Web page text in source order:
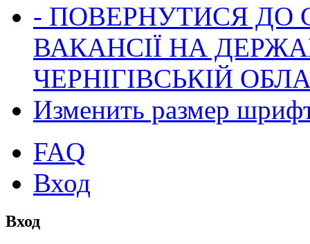
- ПОВЕРНУТИСЯ ДО
ВАКАНСІЇ НА
ЧЕРНІГІВСЬКІЙ
Изменить размер
FAQ
Вход
Вход